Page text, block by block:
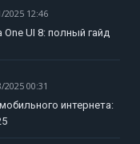
2025 12:46
UI 8: полный гайд
2025 00:31
интернета: